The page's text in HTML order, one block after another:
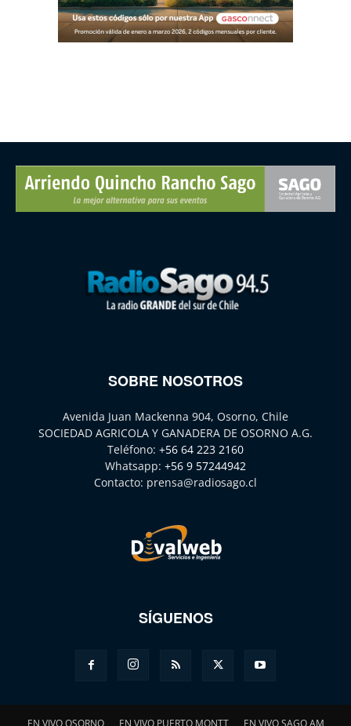
SOBRE NOSOTROS
Avenida Juan Mackenna 904, Osorno, Chile
SOCIEDAD AGRICOLA Y GANADERA DE OSORNO A.G.
Teléfono: +56 64 223 2160
Whatsapp: +56 9 57244942
Contacto: prensa@radiosago.cl
SÍGUENOS
EN VIVO OSORNO EN VIVO PUERTO MONTT EN VIVO SAGO AM